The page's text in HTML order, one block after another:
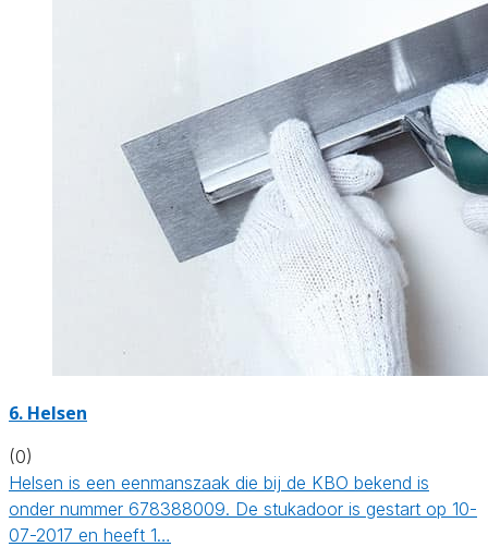
6. Helsen
(0)
Helsen is een eenmanszaak die bij de KBO bekend is
onder nummer 678388009. De stukadoor is gestart op 10-
07-2017 en heeft 1…